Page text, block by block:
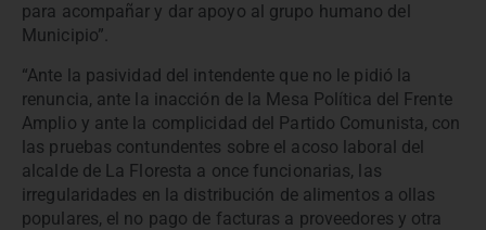
para acompañar y dar apoyo al grupo humano del
Municipio”.
“Ante la pasividad del intendente que no le pidió la
renuncia, ante la inacción de la Mesa Política del Frente
Amplio y ante la complicidad del Partido Comunista, con
las pruebas contundentes sobre el acoso laboral del
alcalde de La Floresta a once funcionarias, las
irregularidades en la distribución de alimentos a ollas
populares, el no pago de facturas a proveedores y otra